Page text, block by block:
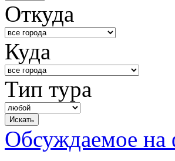
Откуда
Куда
Тип тура
Обсуждаемое на